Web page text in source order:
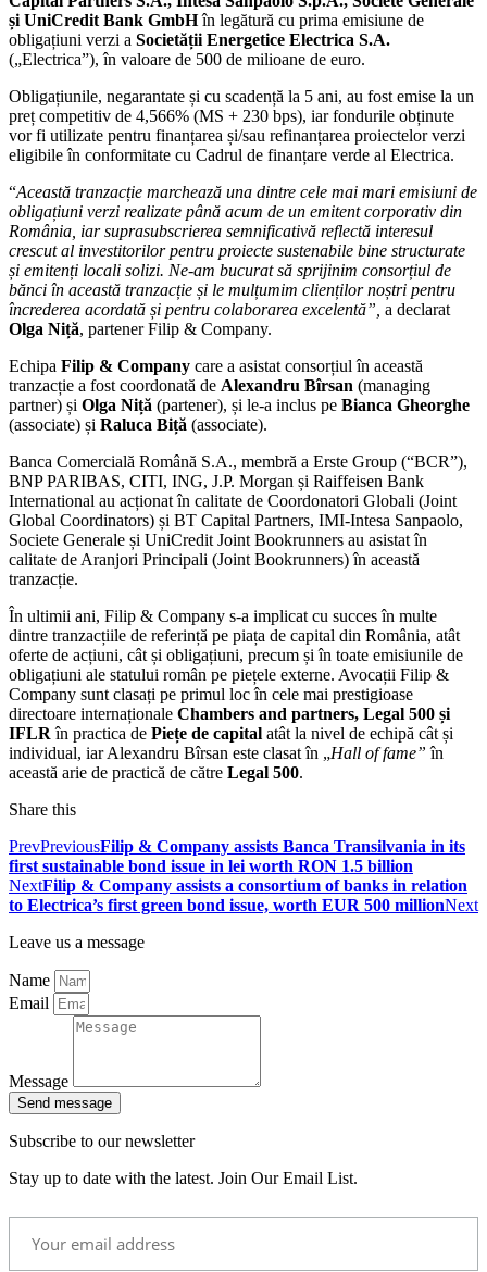
și UniCredit Bank GmbHîn legătură cu prima emisiune de
obligațiuni verzi a Societății Energetice Electrica S.A.
(„Electrica”), în valoare de 500 de milioane de euro.
Obligațiunile, negarantate și cu scadență la 5 ani, au fost emise la un
preț competitiv de 4,566% (MS + 230 bps), iar fondurile obținute
vor fi utilizate pentru finanțarea și/sau refinanțarea proiectelor verzi
eligibile în conformitate cu Cadrul de finanțare verde al Electrica.
“Această tranzacție marchează una dintre cele mai mari emisiuni de
obligațiuni verzi realizate până acum de un emitent corporativ din
România, iar suprasubscrierea semnificativă reflectă interesul
crescut al investitorilor pentru proiecte sustenabile bine structurate
și emitenți locali solizi. Ne-am bucurat să sprijinim consorțiul de
bănci în această tranzacție și le mulțumim clienților noștri pentru
încrederea acordată și pentru colaborarea excelentă”, a declarat
Olga Niță, partener Filip & Company.
Echipa Filip & Company care a asistat consorțiul în această
tranzacție a fost coordonată de Alexandru Bîrsan (managing
partner) și Olga Niță (partener), și le-a inclus pe Bianca Gheorghe
(associate) și Raluca Biță (associate).
Banca Comercială Română S.A., membră a Erste Group (“BCR”),
BNP PARIBAS, CITI, ING, J.P. Morgan și Raiffeisen Bank
International au acționat în calitate de Coordonatori Globali (Joint
Global Coordinators) și BT Capital Partners, IMI-Intesa Sanpaolo,
Societe Generale și UniCredit Joint Bookrunners au asistat în
calitate de Aranjori Principali (Joint Bookrunners) în această
tranzacție.
În ultimii ani, Filip & Company s-a implicat cu succes în multe
dintre tranzacțiile de referință pe piața de capital din România, atât
oferte de acțiuni, cât și obligațiuni, precum și în toate emisiunile de
obligațiuni ale statului român pe piețele externe. Avocații Filip &
Company sunt clasați pe primul loc în cele mai prestigioase
directoare internaționale Chambers and partners, Legal 500 și
IFLR în practica de Piețe de capital atât la nivel de echipă cât și
individual, iar Alexandru Bîrsan este clasat în „Hall of fame” în
această arie de practică de către Legal 500.
Share this
PrevPreviousFilip & Company assists Banca Transilvania in its
first sustainable bond issue in lei worth RON 1.5 billion
NextFilip & Company assists a consortium of banks in relation
to Electrica’s first green bond issue, worth EUR 500 millionNext
Leave us a message
Name
Email
Message
Send message
Subscribe to our newsletter
Stay up to date with the latest. Join Our Email List.